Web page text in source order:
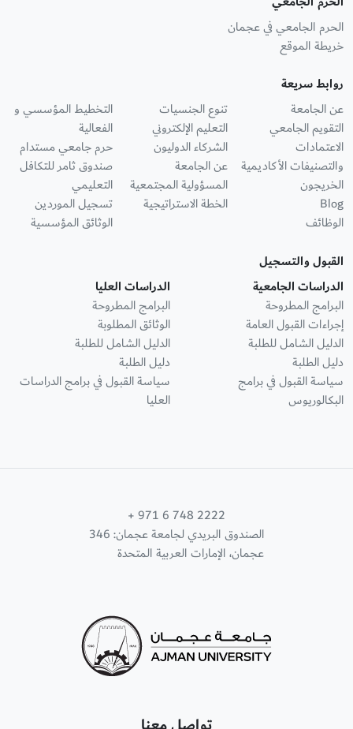
الحرم الجامعي في عجمان
خريطة الموقع
روابط سريعة
عن الجامعة
التقويم الجامعي
الاعتمادات
والتصنيفات الأكاديمية
الخريجون
Blog
الوظائف
تنوع الجنسيات
التعليم الإلكتروني
الشركاء الدوليون
عن الجامعة
المسؤولية المجتمعية
الخطة الاستراتيجية
التخطيط المؤسسي و
الفعالية
حرم جامعي مستدام
صندوق ثامر للتكافل
التعليمي
تسجيل الموردين
الوثائق المؤسسية
القبول والتسجيل
الدراسات الجامعية
البرامج المطروحة
إجراءات القبول العامة
الدليل الشامل للطلبة
دليل الطلبة
سياسة القبول في برامج
البكالوريوس
الدراسات العليا
البرامج المطروحة
الوثائق المطلوبة
الدليل الشامل للطلبة
دليل الطلبة
سياسة القبول في برامج الدراسات
العليا
+ 971 6 748 2222
الصندوق البريدي لجامعة عجمان: 346
عجمان، الإمارات العربية المتحدة